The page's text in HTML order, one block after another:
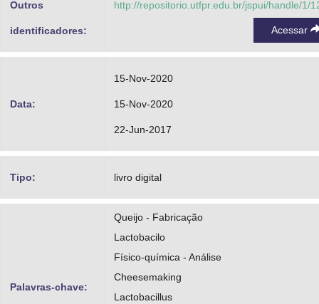
Outros
identificadores:
http://repositorio.utfpr.edu.br/jspui/handle/1/
Acessar
Data:
15-Nov-2020
15-Nov-2020
22-Jun-2017
Tipo: livro digital
Palavras-chave:
Queijo - Fabricação
Lactobacilo
Físico-química - Análise
Cheesemaking
Lactobacillus